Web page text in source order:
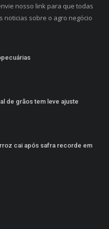
nosso link para que todas
sobre o agro negócio
de grãos tem leve ajuste
cai após safra recorde em